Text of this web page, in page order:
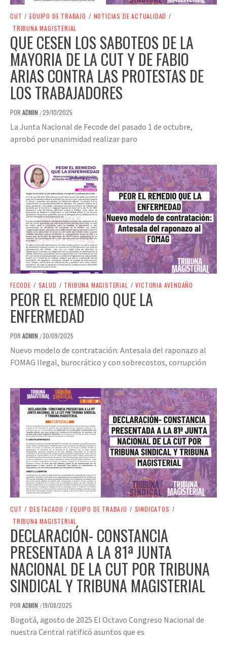
CUT / EQUIPO DE TRABAJO / NOTICIAS DE ACTUALIDAD /
TRIBUNA MAGISTERIAL
QUE CESEN LOS SABOTEOS DE LA
MAYORIA DE LA CUT Y DE FABIO
ARIAS CONTRA LAS PROTESTAS DE
LOS TRABAJADORES
POR ADMIN /29/10/2025
La Junta Nacional de Fecode del pasado 1 de octubre,
aprobó por unanimidad realizar paro
FECODE / SALUD / TRIBUNA MAGISTERIAL / VICTORIA AVENDAÑO
PEOR EL REMEDIO QUE LA
ENFERMEDAD
POR ADMIN /30/09/2025
Nuevo modelo de contratación: Antesala del raponazo al
FOMAG Ilegal, burocrático y con sobrecostos, corrupción
CUT / DESTACADO / EQUIPO DE TRABAJO / SINDICATOS /
TRIBUNA MAGISTERIAL
DECLARACIÓN- CONSTANCIA
PRESENTADA A LA 81ª JUNTA
NACIONAL DE LA CUT POR TRIBUNA
SINDICAL Y TRIBUNA MAGISTERIAL
POR ADMIN /19/08/2025
Bogotá, agosto de 2025 El Octavo Congreso Nacional de
nuestra Central ratificó asuntos que es